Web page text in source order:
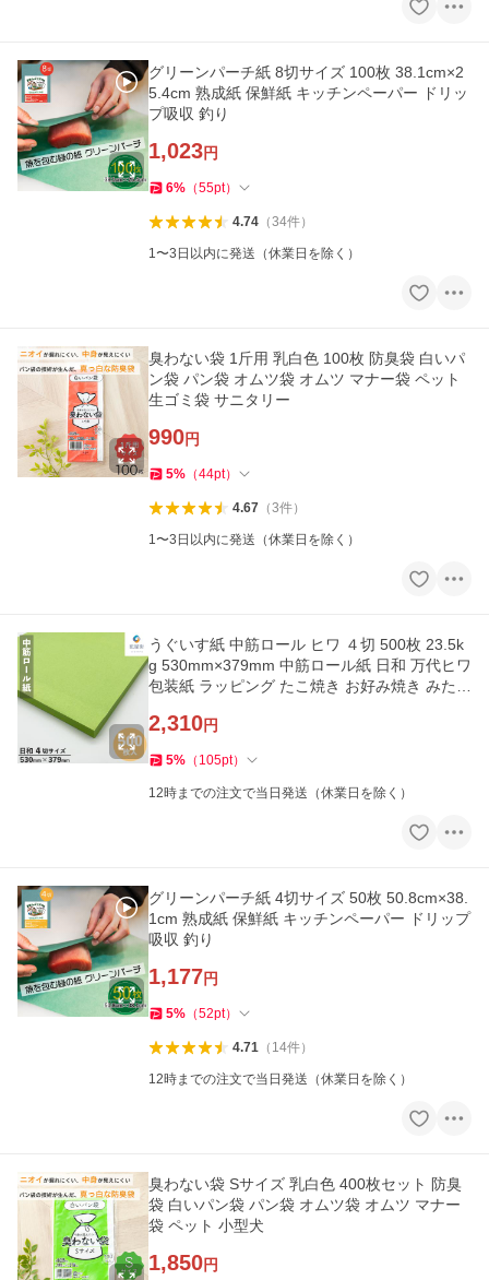
グリーンパーチ紙 8切サイズ 100枚 38.1cm×2
5.4cm 熟成紙 保鮮紙 キッチンペーパー ドリッ
プ吸収 釣り
1,023円
6% （55pt）
4.74（34件）
1〜3日以内に発送（休業日を除く）
臭わない袋 1斤用 乳白色 100枚 防臭袋 白いパ
ン袋 パン袋 オムツ袋 オムツ マナー袋 ペット
生ゴミ袋 サニタリー
990円
5% （44pt）
4.67（3件）
1〜3日以内に発送（休業日を除く）
うぐいす紙 中筋ロール ヒワ ４切 500枚 23.5k
g 530mm×379mm 中筋ロール紙 日和 万代ヒワ
包装紙 ラッピング たこ焼き お好み焼き みたら
2,310円
5% （ 105pt）
12時までの注文で当日発送（休業日を除く）
グリーンパーチ紙 4切サイズ 50枚 50.8cm×38.
1cm 熟成紙 保鮮紙 キッチンペーパー ドリップ
吸収 釣り
1,177円
5% （52pt）
4.71（ 14件）
12時までの注文で当日発送（休業日を除く）
臭わない袋 Sサイズ 乳白色 400枚セット 防臭
袋 白いパン袋 パン袋 オムツ袋 オムツ マナー
袋 ペット 小型犬
1,850円